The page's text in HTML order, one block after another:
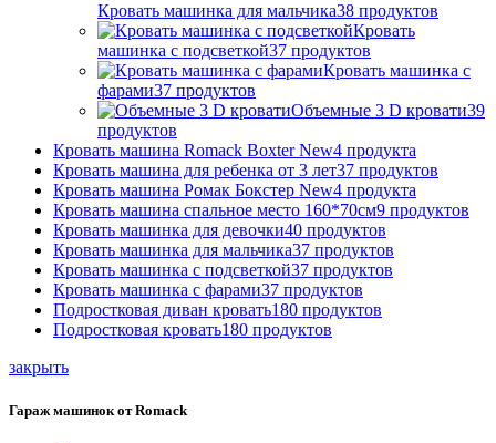
Кровать машинка для мальчика38 продуктов
Кровать
машинка с подсветкой37 продуктов
Кровать машинка с
фарами37 продуктов
Объемные 3 D кровати39
продуктов
Кровать машина Romack Boxter New4 продукта
Кровать машина для ребенка от 3 лет37 продуктов
Кровать машина Ромак Бокстер New4 продукта
Кровать машина спальное место 160*70см9 продуктов
Кровать машинка для девочки40 продуктов
Кровать машинка для мальчика37 продуктов
Кровать машинка с подсветкой37 продуктов
Кровать машинка с фарами37 продуктов
Подростковая диван кровать180 продуктов
Подростковая кровать180 продуктов
закрыть
Гараж машинок от Romack